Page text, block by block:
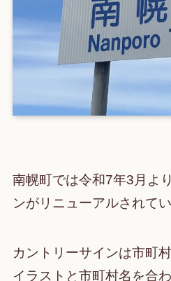
南幌町では令和7年3月よ
ンがリニューアルされて
カントリーサインは市町
イラストと市町村名を合